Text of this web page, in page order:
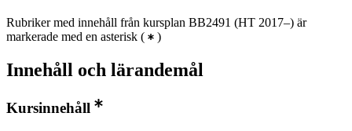
Rubriker med innehåll från kursplan BB2491 (HT 2017–) är
markerade med en asterisk ( )
Innehåll och lärandemål
Kursinnehåll